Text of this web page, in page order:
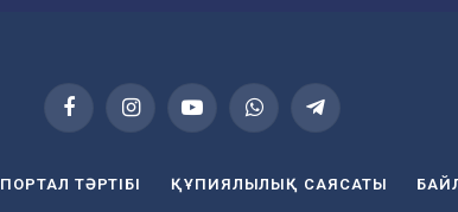
FacebookInstagramYouTubeWhatsAppTelegram
ПОРТАЛ ТӘРТІБІ ҚҰПИЯЛЫЛЫҚ САЯСАТЫ